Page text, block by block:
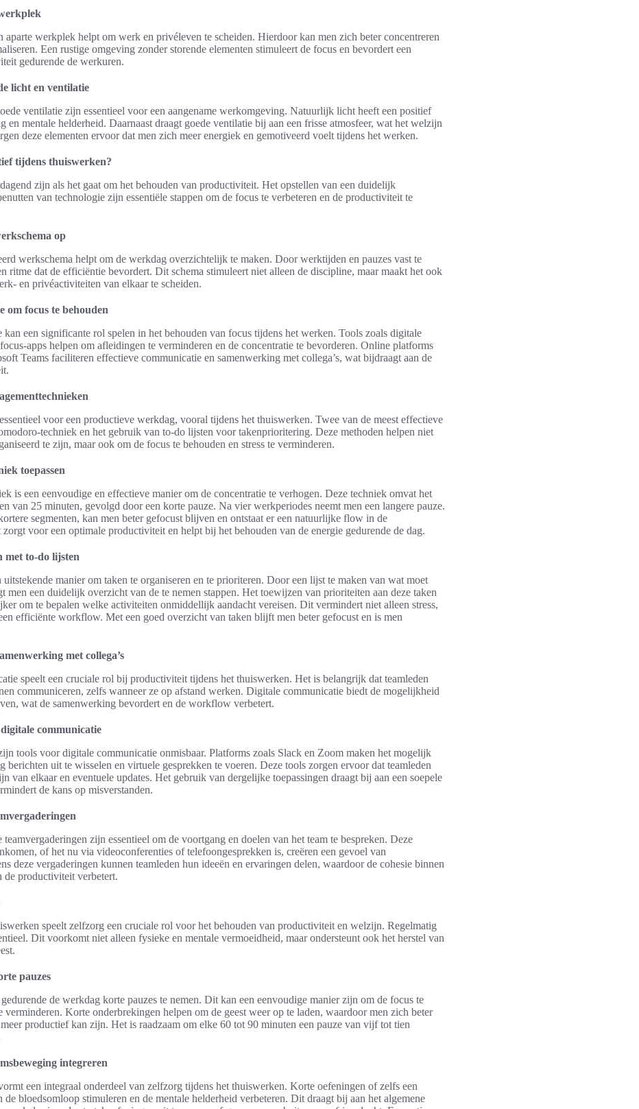
aparte werkplek helpt om werk en privéleven te scheiden. Hierdoor kan men zich beter concentreren
Een rustige omgeving zonder storende elementen stimuleert de focus en bevordert een
gedurende de werkuren.
licht en ventilatie
ventilatie zijn essentieel voor een aangename werkomgeving. Natuurlijk licht heeft een positief
en mentale helderheid. Daarnaast draagt goede ventilatie bij aan een frisse atmosfeer, wat het welzijn
deze elementen ervoor dat men zich meer energiek en gemotiveerd voelt tijdens het werken.
tijdens thuiswerken?
zijn als het gaat om het behouden van productiviteit. Het opstellen van een duidelijk
van technologie zijn essentiële stappen om de focus te verbeteren en de productiviteit te
op
werkschema helpt om de werkdag overzichtelijk te maken. Door werktijden en pauzes vast te
ritme dat de efficiëntie bevordert. Dit schema stimuleert niet alleen de discipline, maar maakt het ook
en privéactiviteiten van elkaar te scheiden.
om focus te behouden
kan een significante rol spelen in het behouden van focus tijdens het werken. Tools zoals digitale
apps helpen om afleidingen te verminderen en de concentratie te bevorderen. Online platforms
Teams faciliteren effectieve communicatie en samenwerking met collega’s, wat bijdraagt aan de
voor een productieve werkdag, vooral tijdens het thuiswerken. Twee van de meest effectieve
techniek en het gebruik van to-do lijsten voor takenprioritering. Deze methoden helpen niet
te zijn, maar ook om de focus te behouden en stress te verminderen.
toepassen
is een eenvoudige en effectieve manier om de concentratie te verhogen. Deze techniek omvat het
van 25 minuten, gevolgd door een korte pauze. Na vier werkperiodes neemt men een langere pauze.
segmenten, kan men beter gefocust blijven en ontstaat er een natuurlijke flow in de
voor een optimale productiviteit en helpt bij het behouden van de energie gedurende de dag.
met to-do lijsten
manier om taken te organiseren en te prioriteren. Door een lijst te maken van wat moet
men een duidelijk overzicht van de te nemen stappen. Het toewijzen van prioriteiten aan deze taken
om te bepalen welke activiteiten onmiddellijk aandacht vereisen. Dit vermindert niet alleen stress,
efficiënte workflow. Met een goed overzicht van taken blijft men beter gefocust en is men
met collega’s
speelt een cruciale rol bij productiviteit tijdens het thuiswerken. Het is belangrijk dat teamleden
communiceren, zelfs wanneer ze op afstand werken. Digitale communicatie biedt de mogelijkheid
wat de samenwerking bevordert en de workflow verbetert.
communicatie
tools voor digitale communicatie onmisbaar. Platforms zoals Slack en Zoom maken het mogelijk
berichten uit te wisselen en virtuele gesprekken te voeren. Deze tools zorgen ervoor dat teamleden
van elkaar en eventuele updates. Het gebruik van dergelijke toepassingen draagt bij aan een soepele
de kans op misverstanden.
teamvergaderingen zijn essentieel om de voortgang en doelen van het team te bespreken. Deze
of het nu via videoconferenties of telefoongesprekken is, creëren een gevoel van
deze vergaderingen kunnen teamleden hun ideeën en ervaringen delen, waardoor de cohesie binnen
de productiviteit verbetert.
speelt zelfzorg een cruciale rol voor het behouden van productiviteit en welzijn. Regelmatig
Dit voorkomt niet alleen fysieke en mentale vermoeidheid, maar ondersteunt ook het herstel van
pauzes
de werkdag korte pauzes te nemen. Dit kan een eenvoudige manier zijn om de focus te
verminderen. Korte onderbrekingen helpen om de geest weer op te laden, waardoor men zich beter
productief kan zijn. Het is raadzaam om elke 60 tot 90 minuten een pauze van vijf tot tien
integreren
een integraal onderdeel van zelfzorg tijdens het thuiswerken. Korte oefeningen of zelfs een
de bloedsomloop stimuleren en de mentale helderheid verbeteren. Dit draagt bij aan het algemene